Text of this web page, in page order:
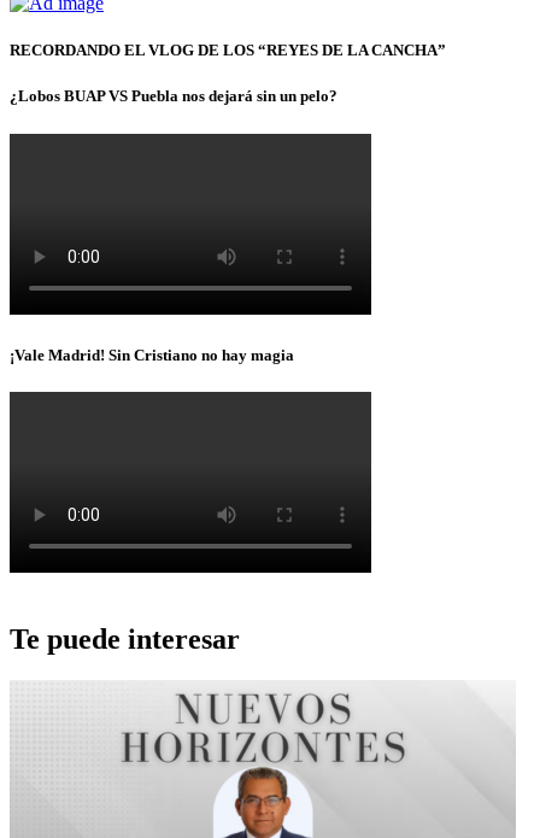
RECORDANDO EL VLOG DE LOS “REYES DE LA CANCHA”
¿Lobos BUAP VS Puebla nos dejará sin un pelo?
¡Vale Madrid! Sin Cristiano no hay magia
Te puede interesar